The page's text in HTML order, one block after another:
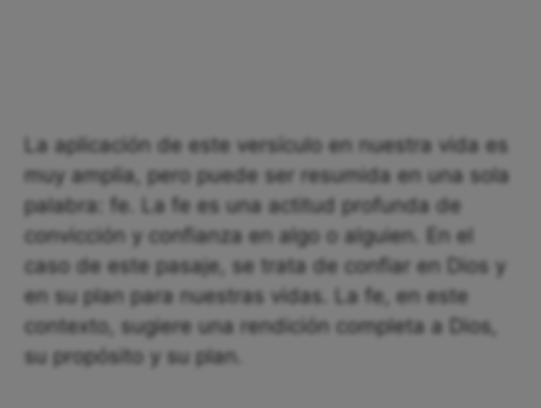
La aplicación de este versículo en nuestra vida es
muy amplia, pero puede ser resumida en una sola
palabra: fe. La fe es una actitud profunda de
convicción y confianza en algo o alguien. En el
caso de este pasaje, se trata de confiar en Dios y
en su plan para nuestras vidas. La fe, en este
contexto, sugiere una rendición completa a Dios,
su propósito y su plan.